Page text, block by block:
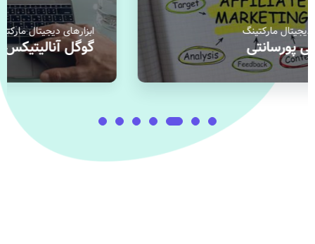
گوگل آنالیتیکس
ابزارهای دیجیتال مارکتینگ